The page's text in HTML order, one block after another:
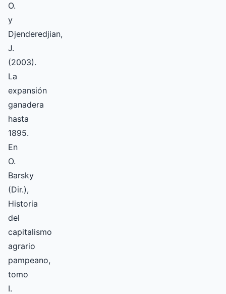
O.
y
Djenderedjian,
J.
(2003).
La
expansión
ganadera
hasta
1895.
En
O.
Barsky
(Dir.),
Historia
del
capitalismo
agrario
pampeano,
tomo
I.